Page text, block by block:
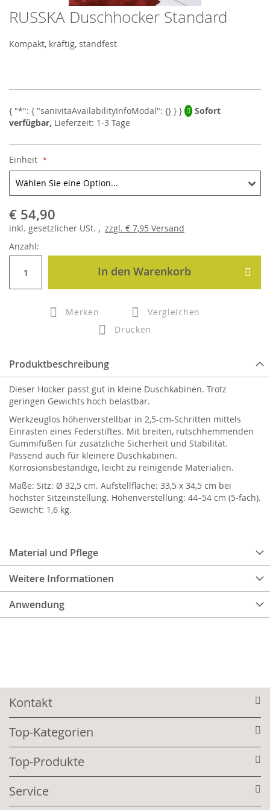
Skip
to
the
beginning
images
RUSSKA Duschhocker Standard
Kompakt, kräftig, standfest
Sofort
verfügbar, Lieferzeit: 1-3 Tage
Einheit
€ 54,90
inkl. gesetzlicher USt. , zzgl. € 7,95 Versand
Anzahl:
In den Warenkorb
Merken
Vergleichen
Drucken
Produktbeschreibung
Material und Pflege
Weitere Informationen
Anwendung
Dieser Hocker passt gut in kleine Duschkabinen. Trotz
geringen Gewichts hoch belastbar.
Werkzeuglos höhenverstellbar in 2,5-cm-Schritten mittels
Einrasten eines Federstiftes. Mit breiten, rutschhemmenden
Gummifüßen für zusätzliche Sicherheit und Stabilität.
Passend auch für kleinere Duschkabinen.
Korrosionsbeständige, leicht zu reinigende Materialien.
Maße: Sitz: Ø 32,5 cm. Aufstellfläche: 33,5 x 34,5 cm bei
höchster Sitzeinstellung. Höhenverstellung: 44–54 cm (5-fach).
Gewicht: 1,6 kg.
Kontakt
Top-Kategorien
Top-Produkte
Service